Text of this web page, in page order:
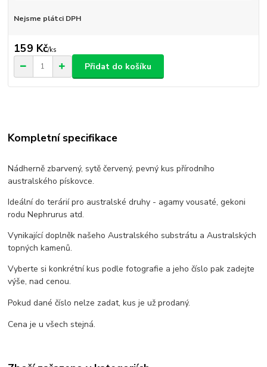
Nejsme plátci DPH
159 Kč/ks
Přidat do košíku
Kompletní specifikace
Nádherně zbarvený, sytě červený, pevný kus přírodního
australského pískovce.
Ideální do terárií pro australské druhy - agamy vousaté, gekoni
rodu Nephrurus atd.
Vynikající doplněk našeho Australského substrátu a Australských
topných kamenů.
Vyberte si konkrétní kus podle fotografie a jeho číslo pak zadejte
výše, nad cenou.
Pokud dané číslo nelze zadat, kus je už prodaný.
Cena je u všech stejná.